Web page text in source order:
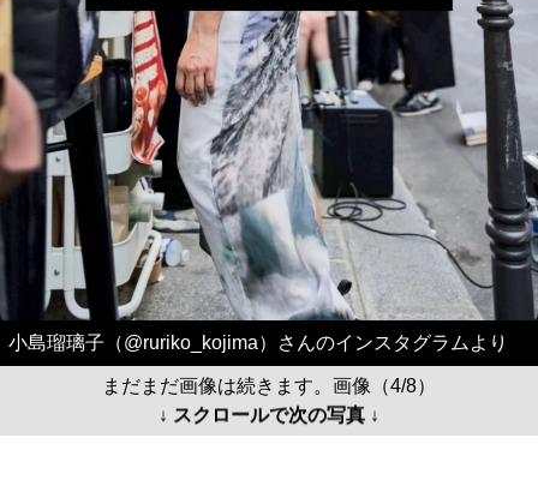
小島瑠璃子（@ruriko_kojima）さんのインスタグラムより
まだまだ画像は続きます。画像（4/8）
↓ スクロールで次の写真 ↓